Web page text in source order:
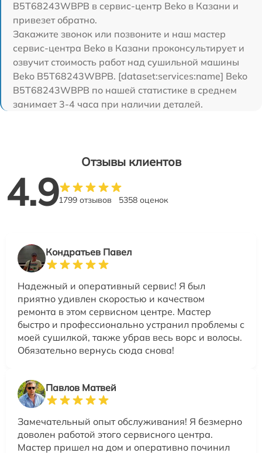
B5T68243WBPB в сервис-центр Beko в Казани и
привезет обратно.
Закажите звонок или позвоните и наш мастер
сервис-центра Beko в Казани проконсультирует и
озвучит стоимость работ над сушильной машины
Beko B5T68243WBPB. [dataset:services:name] Beko
B5T68243WBPB по нашей статистике в среднем
занимает 3-4 часа при наличии деталей.
Отзывы клиентов
4.91799 отзывов 5358 оценок
Кондратьев Павел
Надежный и оперативный сервис! Я был
приятно удивлен скоростью и качеством
ремонта в этом сервисном центре. Мастер
быстро и профессионально устранил проблемы с
моей сушилкой, также убрав весь ворс и волосы.
Обязательно вернусь сюда снова!
Павлов Матвей
Замечательный опыт обслуживания! Я безмерно
доволен работой этого сервисного центра.
Мастер пришел на дом и оперативно починил